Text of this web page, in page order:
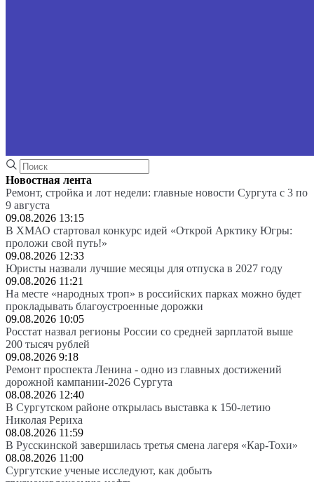
Новостная лента
Ремонт, стройка и лот недели: главные новости Сургута с 3 по
9 августа
09.08.2026 13:15
В ХМАО стартовал конкурс идей «Открой Арктику Югры:
проложи свой путь!»
09.08.2026 12:33
Юристы назвали лучшие месяцы для отпуска в 2027 году
09.08.2026 11:21
На месте «народных троп» в российских парках можно будет
прокладывать благоустроенные дорожки
09.08.2026 10:05
Росстат назвал регионы России со средней зарплатой выше
200 тысяч рублей
09.08.2026 9:18
Ремонт проспекта Ленина - одно из главных достижений
дорожной кампании-2026 Сургута
08.08.2026 12:40
В Сургутском районе открылась выставка к 150-летию
Николая Рериха
08.08.2026 11:59
В Русскинской завершилась третья смена лагеря «Кар-Тохи»
08.08.2026 11:00
Сургутские ученые исследуют, как добыть